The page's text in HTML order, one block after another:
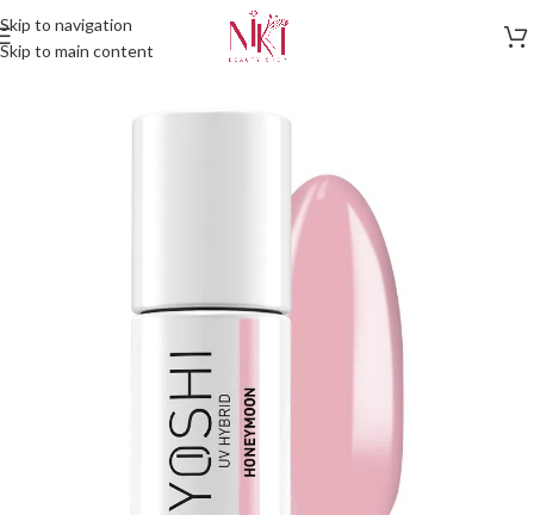
Skip to navigation
Skip to main content